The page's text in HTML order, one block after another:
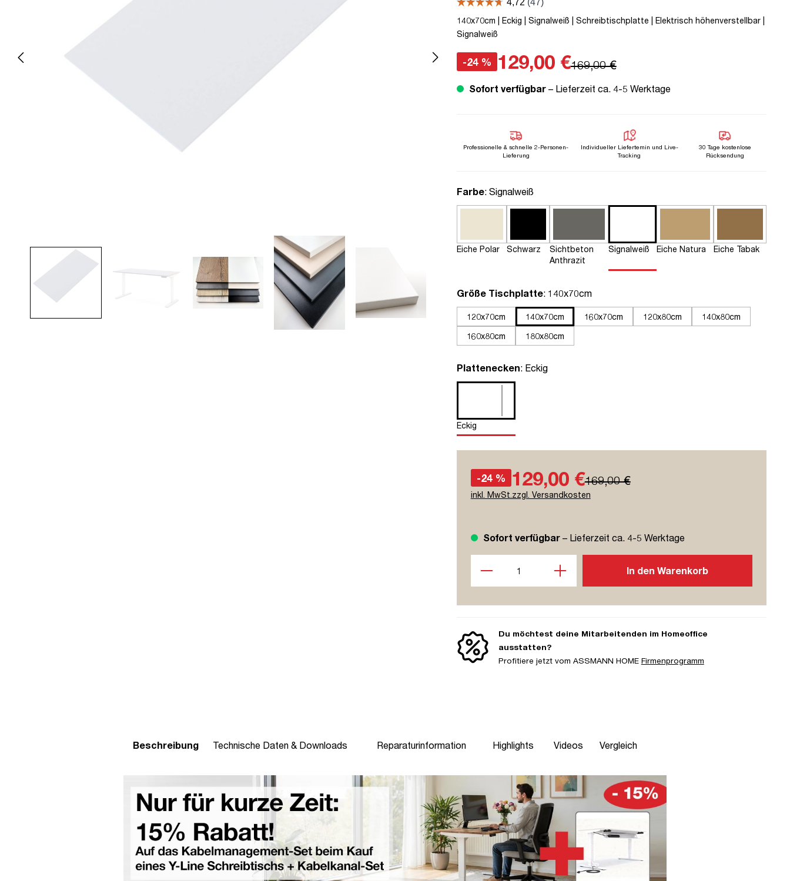
140x70cm | Eckig | Signalweiß | Schreibtischplatte | Elektrisch höhenverstellbar |
Signalweiß
-24 % 129,00 €169,00 €
Sofort verfügbar– Lieferzeit ca. 4-5 Werktage
Professionelle & schnelle 2-Personen-
Lieferung
Individueller Liefertemin und Live-
Tracking
30 Tage kostenlose
Rücksendung
Farbeauswählen
: Signalweiß
Eiche Polar Schwarz
Sichtbeton
Anthrazit
Signalweiß Eiche Natura Eiche Tabak
Größe Tischplatteauswählen
: 140x70cm
120x70cm 140x70cm 160x70cm 120x80cm
140x80cm
160x80cm
180x80cm
Platteneckenauswählen
: Eckig
Eckig
-24 % 129,00 €169,00 €
inkl. MwSt.zzgl. Versandkosten
Sofort verfügbar– Lieferzeit ca. 4-5 Werktage
In den Warenkorb
Du möchtest deine Mitarbeitenden im Homeoffice
ausstatten?
Profitiere jetzt vom ASSMANN HOME Firmenprogramm
Beschreibung Technische Daten & Downloads Reparaturinformation Highlights Videos Vergleich